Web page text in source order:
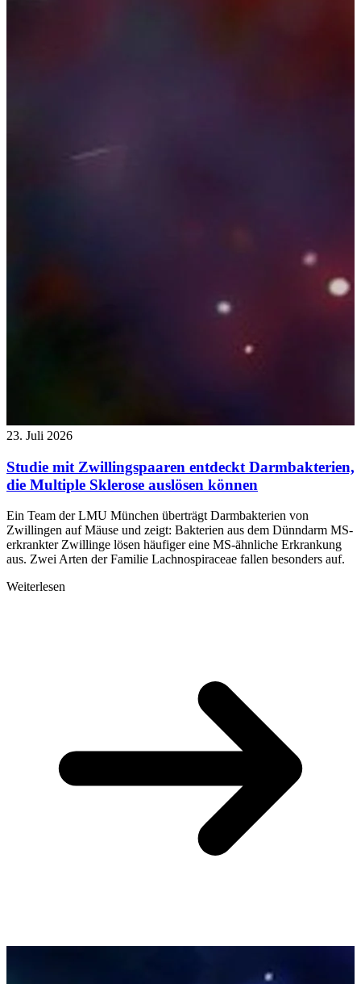
23. Juli 2026
Studie mit Zwillingspaaren entdeckt Darmbakterien,
die Multiple Sklerose auslösen können
Ein Team der LMU München überträgt Darmbakterien von
Zwillingen auf Mäuse und zeigt: Bakterien aus dem Dünndarm MS-
erkrankter Zwillinge lösen häufiger eine MS-ähnliche Erkrankung
aus. Zwei Arten der Familie Lachnospiraceae fallen besonders auf.
Weiterlesen